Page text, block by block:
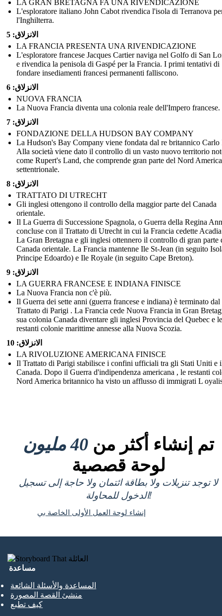
LA GRAN BRETAGNA FA UNA RIVENDICAZIONE
L'esploratore italiano John Cabot rivendica l'isola di Terranova
l'Inghilterra.
الانزلاق: 5
LA FRANCIA PRESENTA UNA RIVENDICAZIONE
L'esploratore francese Jacques Cartier naviga nel Golfo di San
e rivendica la penisola di Gaspé per la Francia. I primi tentativi di
fondare insediamenti francesi permanenti falliscono.
الانزلاق: 6
NUOVA FRANCIA
La Nuova Francia diventa una colonia reale dell'Impero francese.
الانزلاق: 7
FONDAZIONE DELLA HUDSON BAY COMPANY
La Hudson's Bay Company viene fondata dal re britannico Carlo
Alla società viene dato il controllo di un vasto nuovo territorio
come Rupert's Land, che comprende gran parte del Nord America
settentrionale.
الانزلاق: 8
TRATTATO DI UTRECHT
Gli inglesi ottengono il controllo della maggior parte del Canada
orientale.
Il La Guerra di Successione Spagnola, o Guerra della Regina
concluse con il Trattato di Utrecht in cui la Francia cedette
La Gran Bretagna e gli inglesi ottennero il controllo di gran parte
Canada orientale. La Francia mantenne Ile St-Jean (in seguito
Principe Edoardo) e Ile Royale (in seguito Cape Breton).
الانزلاق: 9
LA GUERRA FRANCESE E INDIANA FINISCE
La Nuova Francia non c'è più.
Il Guerra dei sette anni (guerra francese e indiana) è terminato dal
Trattato di Parigi . La Francia cede Nuova Francia in Gran
sua colonia Canada diventare gli inglesi Provincia del Quebec e
restanti colonie marittime annesse alla Nuova Scozia.
الانزلاق: 10
LA RIVOLUZIONE AMERICANA FINISCE
Il Trattato di Parigi stabilisce i confini ufficiali tra gli Stati Uniti e
Canada. Dopo il Guerra d'indipendenza americana , le restanti
Nord America britannico ha visto un afflusso di immigrati L
تم إنشاء أكثر من 40 مليون
لوحة قصصية
لا توجد تنزيلات ولا بطاقة ائتمان ولا حاجة إلى تسجيل
الدخول للمحاولة!
إنشاء لوحة العمل الأولى الخاصة بي
مساعدة
المساعدة والأسئلة الشائعة
منشئ القصة المصورة
كيف تطبع